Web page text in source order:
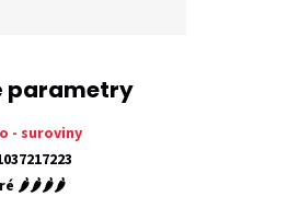
parametry
- suroviny
🌶️🌶️🌶️🌶️